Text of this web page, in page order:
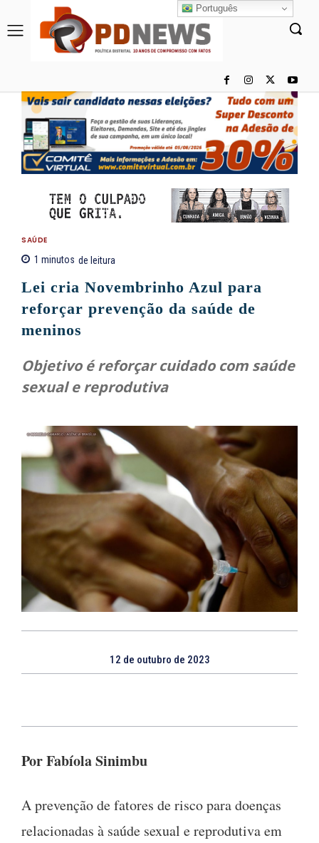
SAÚDE
1 minutos de leitura
Lei cria Novembrinho Azul para
reforçar prevenção da saúde de
meninos
Objetivo é reforçar cuidado com saúde
sexual e reprodutiva
12 de outubro de 2023
Por Fabíola Sinimbu
A prevenção de fatores de risco para doenças
relacionadas à saúde sexual e reprodutiva em
Português